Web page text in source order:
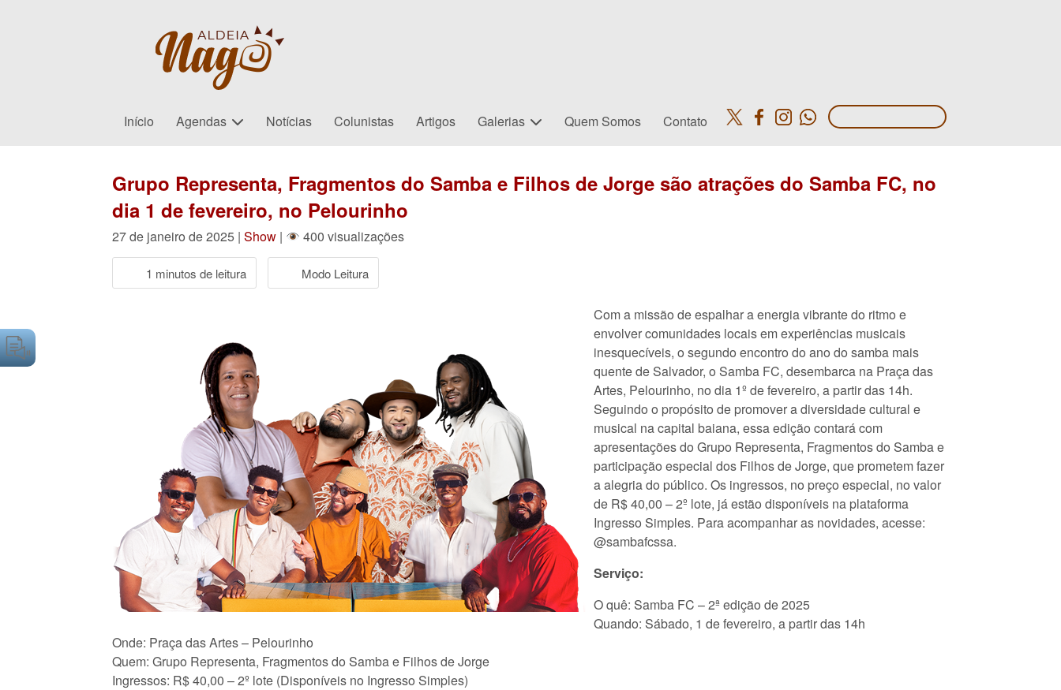
Início Agendas Notícias Colunistas Artigos Galerias Quem Somos Contato
Grupo Representa, Fragmentos do Samba e Filhos de Jorge são atrações do Samba FC, no
dia 1 de fevereiro, no Pelourinho
27 de janeiro de 2025 | Show | 400 visualizações
1 minutos de leitura Modo Leitura
Com a missão de espalhar a energia vibrante do ritmo e
envolver comunidades locais em experiências musicais
inesquecíveis, o segundo encontro do ano do samba mais
quente de Salvador, o Samba FC, desembarca na Praça das
Artes, Pelourinho, no dia 1º de fevereiro, a partir das 14h.
Seguindo o propósito de promover a diversidade cultural e
musical na capital baiana, essa edição contará com
apresentações do Grupo Representa, Fragmentos do Samba e
participação especial dos Filhos de Jorge, que prometem fazer
a alegria do público. Os ingressos, no preço especial, no valor
de R$ 40,00 – 2º lote, já estão disponíveis na plataforma
Ingresso Simples. Para acompanhar as novidades, acesse:
@sambafcssa.
Serviço:
O quê: Samba FC – 2ª edição de 2025
Quando: Sábado, 1 de fevereiro, a partir das 14h
Onde: Praça das Artes – Pelourinho
Quem: Grupo Representa, Fragmentos do Samba e Filhos de Jorge
Ingressos: R$ 40,00 – 2º lote (Disponíveis no Ingresso Simples)